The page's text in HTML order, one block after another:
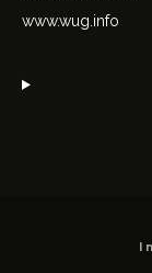
www.wug.info